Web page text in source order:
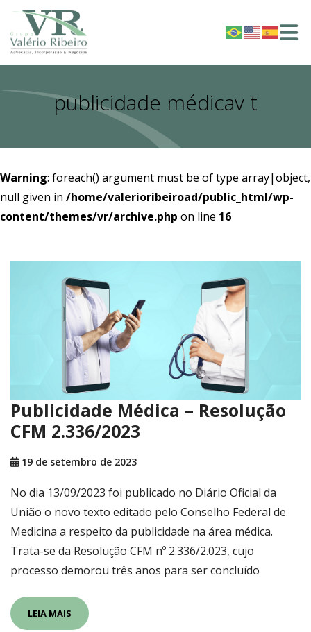
publicidade médicav t
Warning: foreach() argument must be of type array|object,
null given in /home/valerioribeiroad/public_html/wp-
content/themes/vr/archive.php on line 16
Publicidade Médica – Resolução
CFM 2.336/2023
19 de setembro de 2023
No dia 13/09/2023 foi publicado no Diário Oficial da
União o novo texto editado pelo Conselho Federal de
Medicina a respeito da publicidade na área médica.
Trata-se da Resolução CFM nº 2.336/2.023, cujo
processo demorou três anos para ser concluído
LEIA MAIS